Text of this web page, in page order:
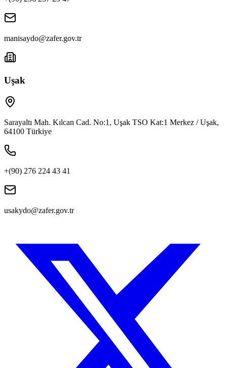
manisaydo@zafer.gov.tr
Uşak
Sarayaltı Mah. Kılcan Cad. No:1, Uşak TSO Kat:1 Merkez / Uşak,
64100 Türkiye
+(90) 276 224 43 41
usakydo@zafer.gov.tr